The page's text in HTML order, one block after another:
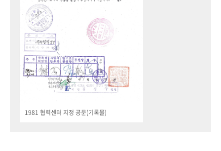
1981 협력센터 지정 공문(기록물)